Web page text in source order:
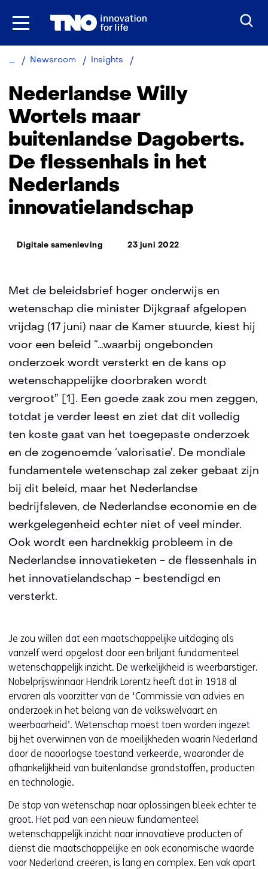
Ga
Newsroom Insights
Wortels
maar
Dagoberts
Nederlandse Willy
Wortels maar
buitenlandse Dagoberts.
De flessenhals in het
Nederlands
innovatielandschap
Thema:
Digitale samenleving 23 juni 2022
Met de beleidsbrief hoger onderwijs en
wetenschap die minister Dijkgraaf afgelopen
vrijdag (17 juni) naar de Kamer stuurde, kiest hij
voor een beleid “…waarbij ongebonden
onderzoek wordt versterkt en de kans op
wetenschappelijke doorbraken wordt
vergroot” [1]. Een goede zaak zou men zeggen,
totdat je verder leest en ziet dat dit volledig
ten koste gaat van het toegepaste onderzoek
en de zogenoemde ‘valorisatie’. De mondiale
fundamentele wetenschap zal zeker gebaat zijn
bij dit beleid, maar het Nederlandse
bedrijfsleven, de Nederlandse economie en de
werkgelegenheid echter niet of veel minder.
Ook wordt een hardnekkig probleem in de
Nederlandse innovatieketen - de flessenhals in
het innovatielandschap - bestendigd en
versterkt.
Je zou willen dat een maatschappelijke uitdaging als
vanzelf werd opgelost door een briljant fundamenteel
wetenschappelijk inzicht. De werkelijkheid is weerbarstiger.
Nobelprijswinnaar Hendrik Lorentz heeft dat in 1918 al
ervaren als voorzitter van de 'Commissie van advies en
onderzoek in het belang van de volkswelvaart en
weerbaarheid’. Wetenschap moest toen worden ingezet
bij het overwinnen van de moeilijkheden waarin Nederland
door de naoorlogse toestand verkeerde, waaronder de
afhankelijkheid van buitenlandse grondstoffen, producten
en technologie.
De stap van wetenschap naar oplossingen bleek echter te
groot. Het pad van een nieuw fundamenteel
wetenschappelijk inzicht naar innovatieve producten of
dienst die maatschappelijke en ook economische waarde
voor Nederland creëren, is lang en complex. Een vak apart